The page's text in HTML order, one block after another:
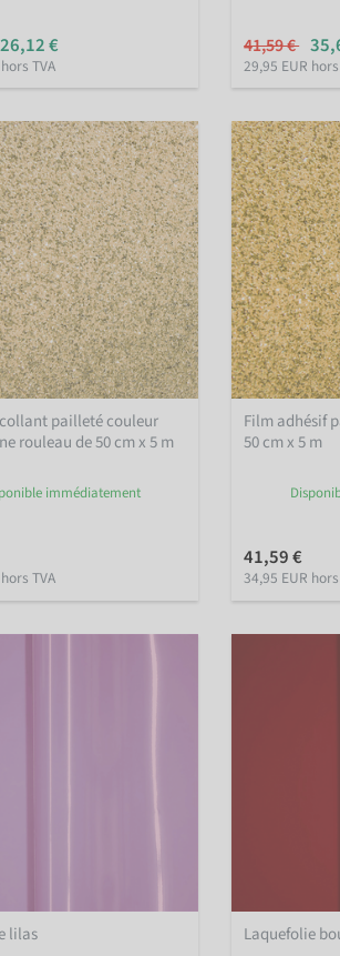
26,12 €
TVA
41,59 €
29,95 EUR
pailleté couleur
rouleau de 50 cm x 5 m
immédiatement
TVA
Film adhésif
50 cm x 5 m
41,59 €
34,95 EUR
lilas Laquefolie